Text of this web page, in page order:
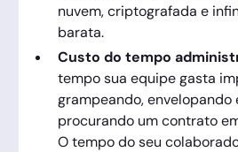
nuvem, criptografada e
barata.
Custo do tempo
tempo sua equipe gasta
grampeando, envelopando
procurando um contrato
O tempo do seu